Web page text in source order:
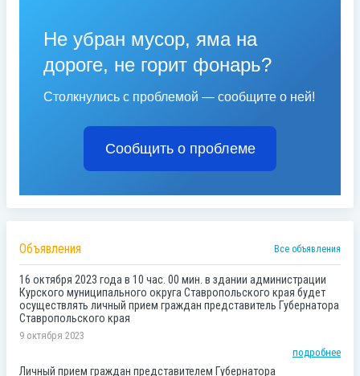
Не убран мусор, яма на
дороге, не горит фонарь?
Столкнулись с проблемой — сообщите о ней!
Сообщить о проблеме
Объявления Все объявления
16 октября 2023 года в 10 час. 00 мин. в здании администрации
Курского муниципального округа Ставропольского края будет
осуществлять личный прием граждан представитель Губернатора
Ставропольского края
9 октября 2023
подробнее
Личный прием граждан представителем Губернатора